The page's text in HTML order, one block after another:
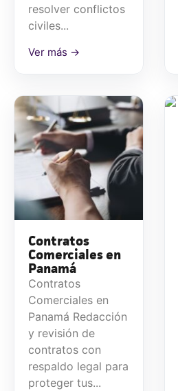
resolver conflictos
civiles...
Ver más →
Contratos
Comerciales en
Panamá
Contratos
Comerciales en
Panamá Redacción
y revisión de
contratos con
respaldo legal para
proteger tus...